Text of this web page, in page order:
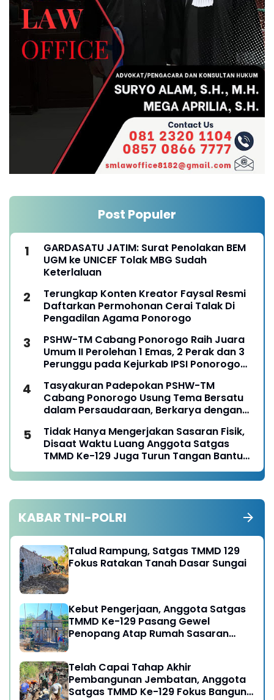
Post Populer
GARDASATU JATIM: Surat Penolakan BEM
UGM ke UNICEF Tolak MBG Sudah
Keterlaluan
Terungkap Konten Kreator Faysal Resmi
Daftarkan Permohonan Cerai Talak Di
Pengadilan Agama Ponorogo
PSHW-TM Cabang Ponorogo Raih Juara
Umum II Perolehan 1 Emas, 2 Perak dan 3
Perunggu pada Kejurkab IPSI Ponorogo
Tasyakuran Padepokan PSHW-TM
Cabang Ponorogo Usung Tema Bersatu
dalam Persaudaraan, Berkarya dengan
Tanggungjawab
Tidak Hanya Mengerjakan Sasaran Fisik,
Disaat Waktu Luang Anggota Satgas
TMMD Ke-129 Juga Turun Tangan Bantu
Warga Panen Jagung
KABAR TNI-POLRI
Talud Rampung, Satgas TMMD 129
Fokus Ratakan Tanah Dasar Sungai
Kebut Pengerjaan, Anggota Satgas
TMMD Ke-129 Pasang Gewel
Penopang Atap Rumah Sasaran
Telah Capai Tahap Akhir
Pembangunan Jembatan, Anggota
Satgas TMMD Ke-129 Fokus Bangun